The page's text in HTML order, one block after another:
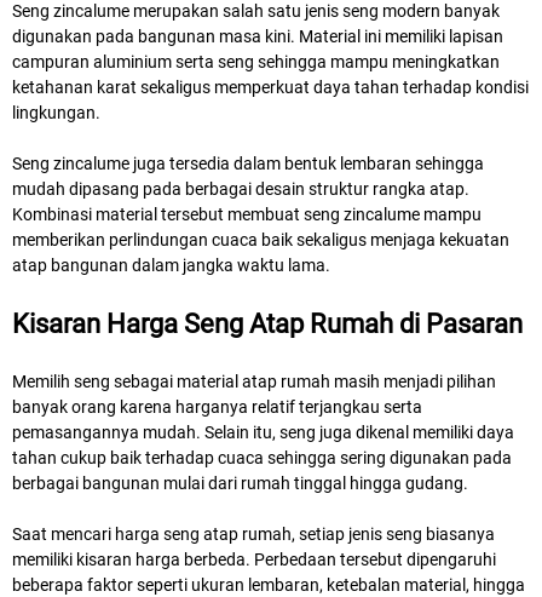
Seng zincalume merupakan salah satu jenis seng modern banyak
digunakan pada bangunan masa kini. Material ini memiliki lapisan
campuran aluminium serta seng sehingga mampu meningkatkan
ketahanan karat sekaligus memperkuat daya tahan terhadap kondisi
lingkungan.
Seng zincalume juga tersedia dalam bentuk lembaran sehingga
mudah dipasang pada berbagai desain struktur rangka atap.
Kombinasi material tersebut membuat seng zincalume mampu
memberikan perlindungan cuaca baik sekaligus menjaga kekuatan
atap bangunan dalam jangka waktu lama.
Kisaran Harga Seng Atap Rumah di Pasaran
Memilih seng sebagai material atap rumah masih menjadi pilihan
banyak orang karena harganya relatif terjangkau serta
pemasangannya mudah. Selain itu, seng juga dikenal memiliki daya
tahan cukup baik terhadap cuaca sehingga sering digunakan pada
berbagai bangunan mulai dari rumah tinggal hingga gudang.
Saat mencari harga seng atap rumah, setiap jenis seng biasanya
memiliki kisaran harga berbeda. Perbedaan tersebut dipengaruhi
beberapa faktor seperti ukuran lembaran, ketebalan material, hingga